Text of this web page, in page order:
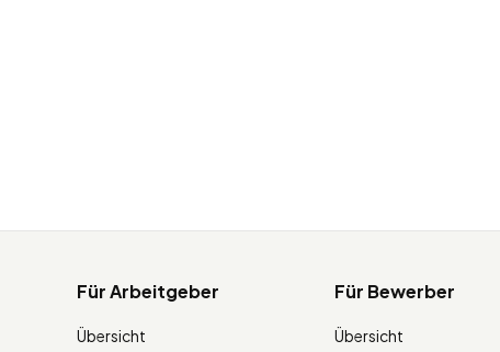
Für Arbeitgeber
Übersicht
Für Bewerber
Übersicht